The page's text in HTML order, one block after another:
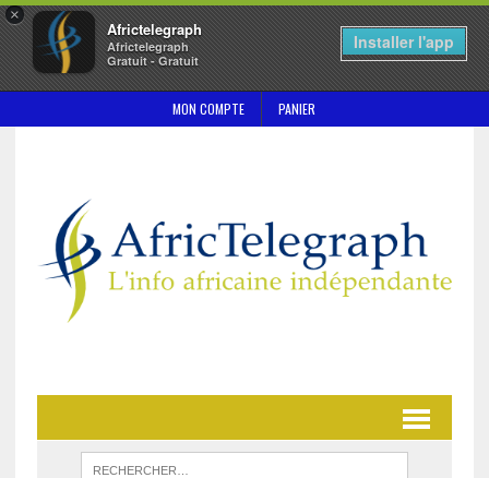
×
Africtelegraph
Africtelegraph
Gratuit - Gratuit
Installer l'app
MON COMPTE PANIER